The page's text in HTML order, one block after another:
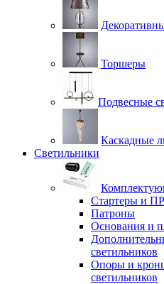
Торшеры
Подвесные
Каскадные
Светильники
Стартеры и
Патроны
Основания и
светильников
Опоры и
светильников